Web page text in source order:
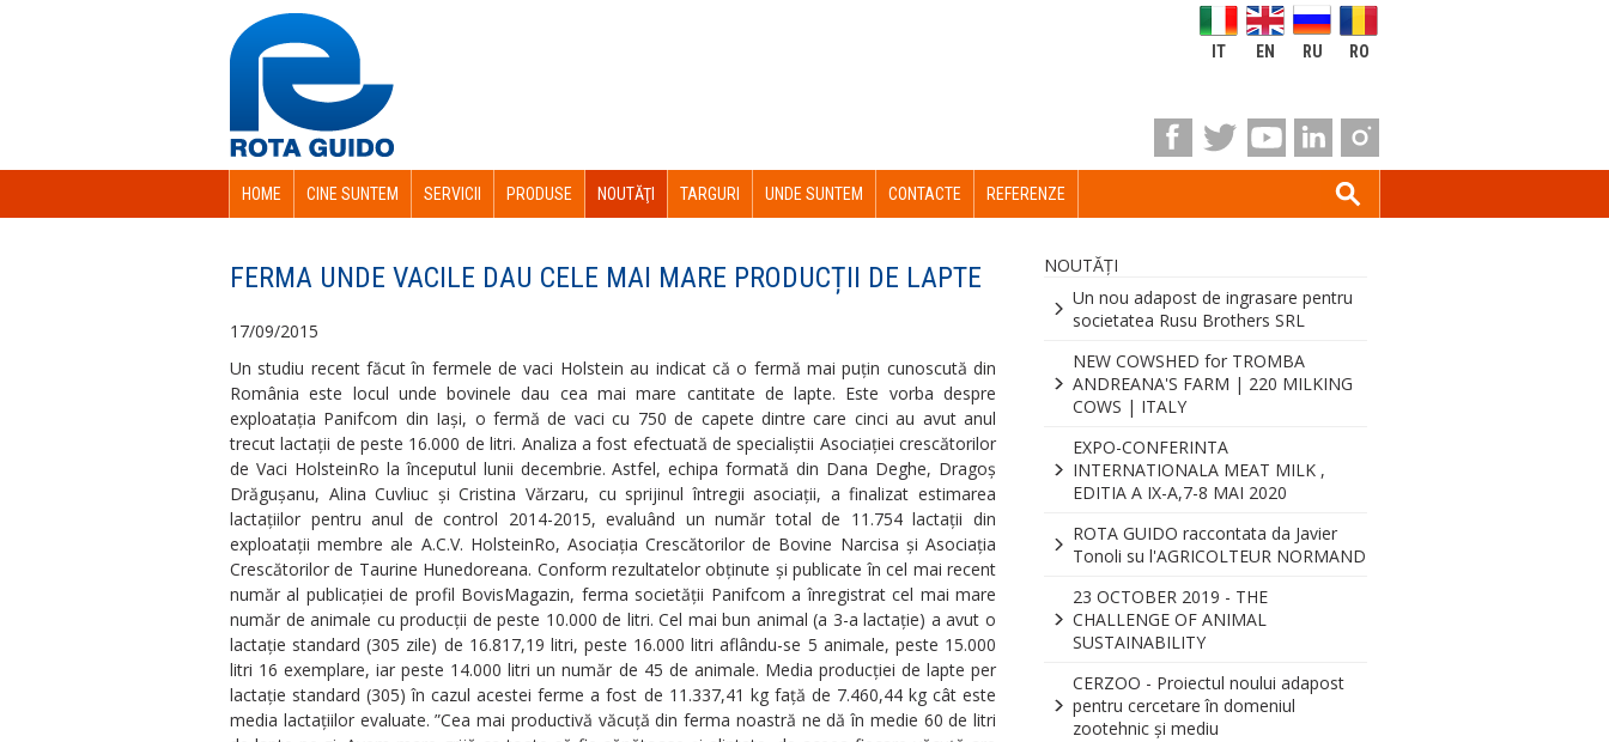
IT EN RU RO
HOME CINE SUNTEM SERVICII PRODUSE NOUTĂŢI TARGURI UNDE SUNTEM CONTACTE REFERENZE
FERMA UNDE VACILE DAU CELE MAI MARE PRODUCȚII DE LAPTE
17/09/2015
Un studiu recent făcut în fermele de vaci Holstein au indicat că o fermă mai puțin cunoscută din
România este locul unde bovinele dau cea mai mare cantitate de lapte. Este vorba despre
exploatația Panifcom din Iași, o fermă de vaci cu 750 de capete dintre care cinci au avut anul
trecut lactații de peste 16.000 de litri. Analiza a fost efectuată de specialiștii Asociației crescătorilor
de Vaci HolsteinRo la începutul lunii decembrie. Astfel, echipa formată din Dana Deghe, Dragoș
Drăgușanu, Alina Cuvliuc și Cristina Vărzaru, cu sprijinul întregii asociații, a finalizat estimarea
lactațiilor pentru anul de control 2014-2015, evaluând un număr total de 11.754 lactații din
exploatații membre ale A.C.V. HolsteinRo, Asociația Crescătorilor de Bovine Narcisa și Asociația
Crescătorilor de Taurine Hunedoreana. Conform rezultatelor obținute și publicate în cel mai recent
număr al publicației de profil BovisMagazin, ferma societății Panifcom a înregistrat cel mai mare
număr de animale cu producții de peste 10.000 de litri. Cel mai bun animal (a 3-a lactație) a avut o
lactație standard (305 zile) de 16.817,19 litri, peste 16.000 litri aflându-se 5 animale, peste 15.000
litri 16 exemplare, iar peste 14.000 litri un număr de 45 de animale. Media producției de lapte per
lactație standard (305) în cazul acestei ferme a fost de 11.337,41 kg față de 7.460,44 kg cât este
media lactațiilor evaluate. ”Cea mai productivă văcuță din ferma noastră ne dă în medie 60 de litri
NOUTĂŢI
Un nou adapost de ingrasare pentru
societatea Rusu Brothers SRL
NEW COWSHED for TROMBA
ANDREANA'S FARM | 220 MILKING
COWS | ITALY
EXPO-CONFERINTA
INTERNATIONALA MEAT MILK ,
EDITIA A IX-A,7-8 MAI 2020
ROTA GUIDO raccontata da Javier
Tonoli su l'AGRICOLTEUR NORMAND
23 OCTOBER 2019 - THE
CHALLENGE OF ANIMAL
SUSTAINABILITY
CERZOO - Proiectul noului adapost
pentru cercetare în domeniul
zootehnic și mediu